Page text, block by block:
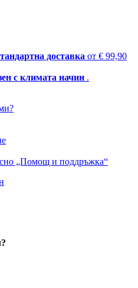
доставка от € 99,90
с климата начин .
„Помощ и поддръжка“